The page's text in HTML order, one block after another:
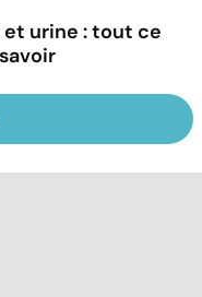
urine : tout ce